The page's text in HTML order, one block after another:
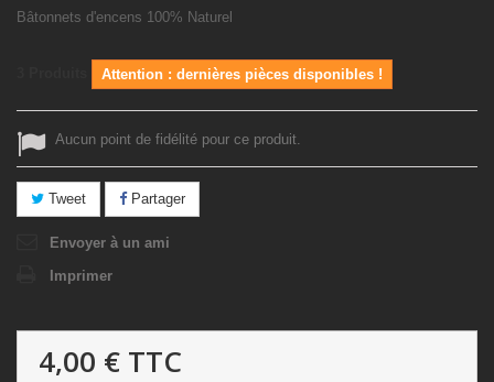
Bâtonnets d'encens 100% Naturel
Attention : dernières pièces disponibles !
Aucun point de fidélité pour ce produit.
Tweet Partager
Envoyer à un ami
Imprimer
4,00 € TTC